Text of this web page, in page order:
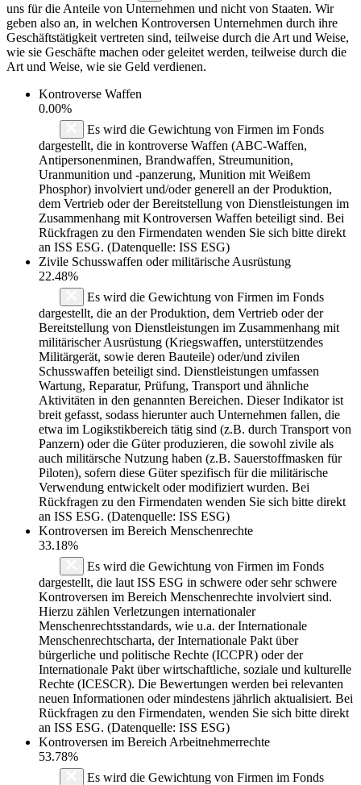
uns für die Anteile von Unternehmen und nicht von Staaten. Wir
geben also an, in welchen Kontroversen Unternehmen durch ihre
Geschäftstätigkeit vertreten sind, teilweise durch die Art und Weise,
wie sie Geschäfte machen oder geleitet werden, teilweise durch die
Art und Weise, wie sie Geld verdienen.
Kontroverse Waffen
0.00%
Es wird die Gewichtung von Firmen im Fonds
dargestellt, die in kontroverse Waffen (ABC-Waffen,
Antipersonenminen, Brandwaffen, Streumunition,
Uranmunition und -panzerung, Munition mit Weißem
Phosphor) involviert und/oder generell an der Produktion,
dem Vertrieb oder der Bereitstellung von Dienstleistungen im
Zusammenhang mit Kontroversen Waffen beteiligt sind. Bei
Rückfragen zu den Firmendaten wenden Sie sich bitte direkt
an ISS ESG. (Datenquelle: ISS ESG)
Zivile Schusswaffen oder militärische Ausrüstung
22.48%
Es wird die Gewichtung von Firmen im Fonds
dargestellt, die an der Produktion, dem Vertrieb oder der
Bereitstellung von Dienstleistungen im Zusammenhang mit
militärischer Ausrüstung (Kriegswaffen, unterstützendes
Militärgerät, sowie deren Bauteile) oder/und zivilen
Schusswaffen beteiligt sind. Dienstleistungen umfassen
Wartung, Reparatur, Prüfung, Transport und ähnliche
Aktivitäten in den genannten Bereichen. Dieser Indikator ist
breit gefasst, sodass hierunter auch Unternehmen fallen, die
etwa im Logikstikbereich tätig sind (z.B. durch Transport von
Panzern) oder die Güter produzieren, die sowohl zivile als
auch militärsche Nutzung haben (z.B. Sauerstoffmasken für
Piloten), sofern diese Güter spezifisch für die militärische
Verwendung entwickelt oder modifiziert wurden. Bei
Rückfragen zu den Firmendaten wenden Sie sich bitte direkt
an ISS ESG. (Datenquelle: ISS ESG)
Kontroversen im Bereich Menschenrechte
33.18%
Es wird die Gewichtung von Firmen im Fonds
dargestellt, die laut ISS ESG in schwere oder sehr schwere
Kontroversen im Bereich Menschenrechte involviert sind.
Hierzu zählen Verletzungen internationaler
Menschenrechtsstandards, wie u.a. der Internationale
Menschenrechtscharta, der Internationale Pakt über
bürgerliche und politische Rechte (ICCPR) oder der
Internationale Pakt über wirtschaftliche, soziale und kulturelle
Rechte (ICESCR). Die Bewertungen werden bei relevanten
neuen Informationen oder mindestens jährlich aktualisiert. Bei
Rückfragen zu den Firmendaten, wenden Sie sich bitte direkt
an ISS ESG. (Datenquelle: ISS ESG)
Kontroversen im Bereich Arbeitnehmerrechte
53.78%
Es wird die Gewichtung von Firmen im Fonds